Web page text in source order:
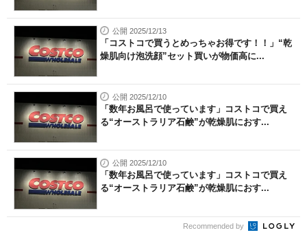
公開 2025/12/13
「コストコで買うとめっちゃお得です！！」“乾
燥肌向け泡洗顔”セット買いが物価高に...
公開 2025/12/10
「数年お風呂で使っています」コストコで買え
る“オーストラリア石鹸”が乾燥肌におす...
公開 2025/12/10
「数年お風呂で使っています」コストコで買え
る“オーストラリア石鹸”が乾燥肌におす...
Recommended by